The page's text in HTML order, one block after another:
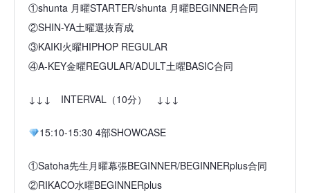
①shunta 月曜STARTER/shunta 月曜BEGINNER合同
②SHIN-YA土曜選抜育成
③KAIKI火曜HIPHOP REGULAR
④A-KEY金曜REGULAR/ADULT土曜BASIC合同
↓↓↓ INTERVAL（10分） ↓↓↓
15:10-15:30 4部SHOWCASE
①Satoha先生月曜幕張BEGINNER/BEGINNERplus合同
②RIKACO水曜BEGINNERplus